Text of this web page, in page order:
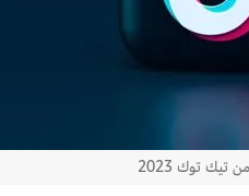
توك 2023